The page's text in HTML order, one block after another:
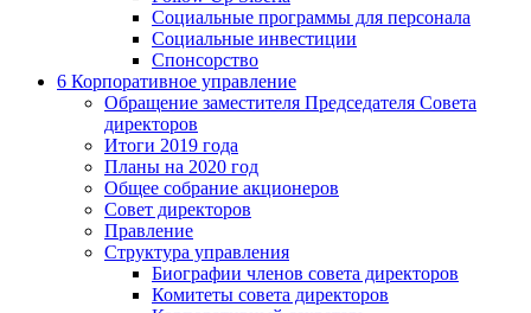
Социальные программы для персонала
Социальные инвестиции
Спонсорство
6 Корпоративное управление
Обращение заместителя Председателя Совета
директоров
Итоги 2019 года
Планы на 2020 год
Общее собрание акционеров
Совет директоров
Правление
Структура управления
Биографии членов совета директоров
Комитеты совета директоров